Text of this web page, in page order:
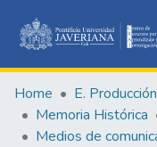
Home
Memoria Histórica
Medios de